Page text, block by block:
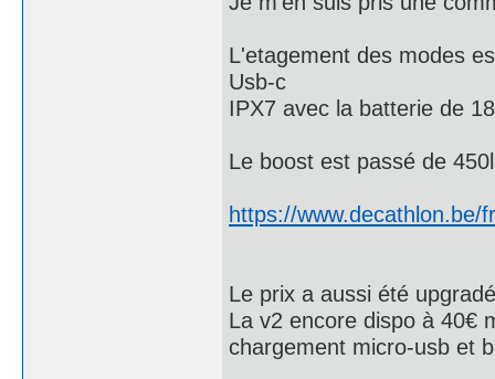
L'etagement des modes
Usb-c
IPX7 avec la batterie de
Le boost est passé de
https://
Le prix a aussi été
La v2 encore dispo à 40€
chargement micro-usb et